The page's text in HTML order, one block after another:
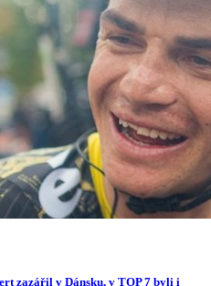
zazářil v Dánsku, v TOP 7 byli i